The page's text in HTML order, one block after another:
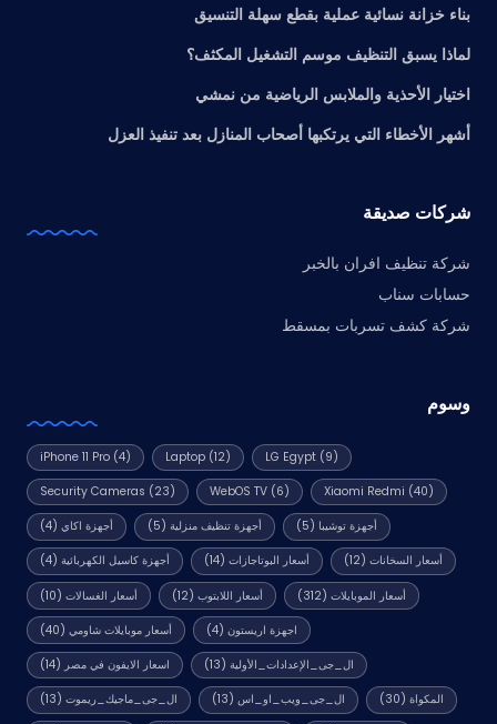
بناء خزانة نسائية عملية بقطع سهلة التنسيق
لماذا يسبق التنظيف موسم التشغيل المكثف؟
اختيار الأحذية والملابس الرياضية من نمشي
أشهر الأخطاء التي يرتكبها أصحاب المنازل بعد تنفيذ العزل
شركات صديقة
شركة تنظيف افران بالخبر
حسابات سناب
شركة كشف تسربات بمسقط
وسوم
iPhone 11 Pro (4) Laptop(12) LG Egypt(9)
Security Cameras (23) WebOS TV(6) Xiaomi Redmi (40)
أجهزة اكاي(4) أجهزة تنظيف منزلية (5) أجهزة توشيبا (5)
أجهزة كاسيل الكهربائية(4) أسعار البوتاجازات (14) أسعار السخانات (12)
أسعار الغسالات(10) أسعار اللابتوب (12) أسعار الموبايلات (312)
أسعار موبايلات شاومي(40) اجهزة اريستون (4)
اسعار الايفون في مصر (14) ال_جى_الإعدادات_الأولية (13)
ال_جى_ماجيك_ريموت(13) ال_جى_ويب_او_اس (13) المكواة (30)